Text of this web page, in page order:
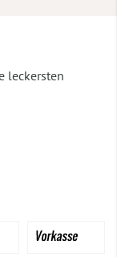
leckersten